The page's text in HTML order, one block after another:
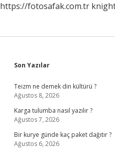
https://fotosafak.com.tr
Sidebar
Son Yazılar
Teizm ne demek din kültürü ?
Ağustos 8, 2026
Karga tulumba nasıl yazılır ?
Ağustos 7, 2026
Bir kurye günde kaç paket dağıtır ?
Ağustos 6, 2026